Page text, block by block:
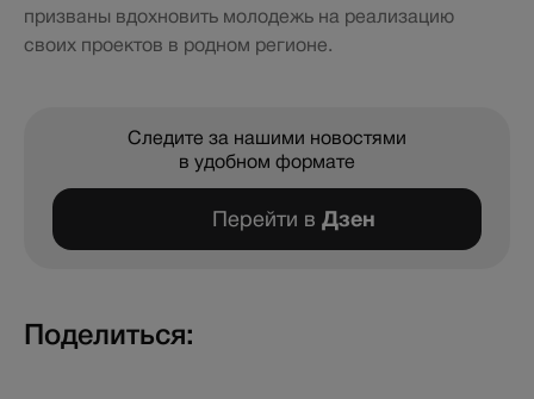
призваны вдохновить молодежь на реализацию
своих проектов в родном регионе.
Следите за нашими новостями
в удобном формате
Перейти в Дзен
Поделиться: